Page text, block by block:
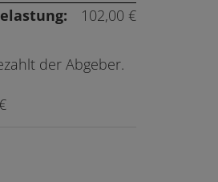
102,00 €
der Abgeber.